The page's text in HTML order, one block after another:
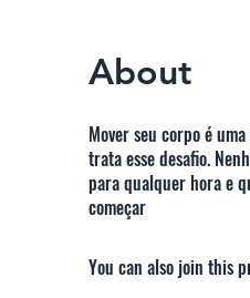
About
Mover seu corpo é
trata esse desafio.
para qualquer hora e
começar
You can also join this